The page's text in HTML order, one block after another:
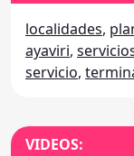
localidades,
ayaviri,
servicio,
VIDEOS: